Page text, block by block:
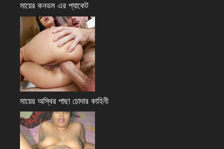
মায়ের কনডম এর প্যাকেট
মায়ের অস্থির পাছা চোদার কাহিনী